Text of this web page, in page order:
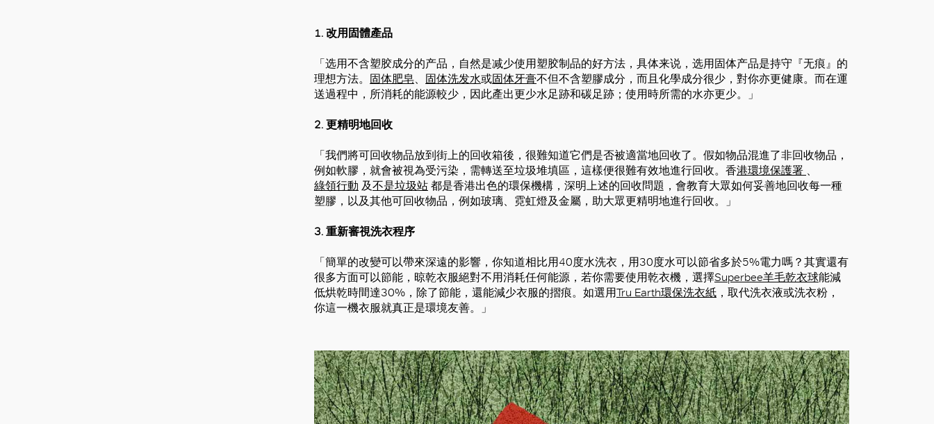
1. 改用固體產品
「选用不含塑胶成分的产品，自然是减少使用塑胶制品的好方法，具体来说，选用固体产品是持守『无痕』的
理想方法。 固体肥皂 固体洗发水或固体牙膏不但不含塑膠成分，而且化學成分很少，對你亦更健康。而在運
送過程中，所消耗的能源較少，因此產出更少水足跡和碳足跡；使用時所需的水亦更少。」
2. 更精明地回收
「我們將可回收物品放到街上的回收箱後，很難知道它們是否被適當地回收了。假如物品混進了非回收物品，
例如軟膠，就會被視為受污染，需轉送至垃圾堆填區，這樣便很難有效地進行回收。香港環境保護署
綠領行動 及不是垃圾站 都是香港出色的環保機構，深明上述的回收問題，會教育大眾如何妥善地回收每一種
塑膠，以及其他可回收物品，例如玻璃、霓虹燈及金屬，助大眾更精明地進行回收。」
3. 重新審視洗衣程序
「簡單的改變可以帶來深遠的影響，你知道相比用40度水洗衣，用30度水可以節省多於5%電力嗎？其實還有
很多方面可以節能，晾乾衣服絕對不用消耗任何能源，若你需要使用乾衣機，選擇Superbee羊毛乾衣球能減
低烘乾時間達30%，除了節能，還能減少衣服的摺痕。如選用Tru Earth環保洗衣紙 ，取代洗衣液或洗衣粉，
你這一機衣服就真正是環境友善。」
好